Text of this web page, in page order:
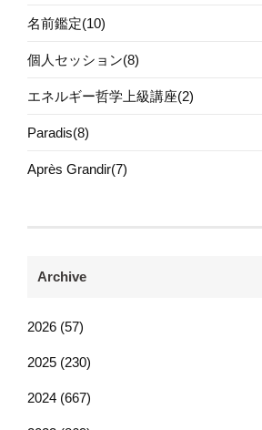
名前鑑定(10)
個人セッション(8)
エネルギー哲学上級講座(2)
Paradis(8)
Après Grandir(7)
Archive
2026 (57)
2025 (230)
2024 (667)